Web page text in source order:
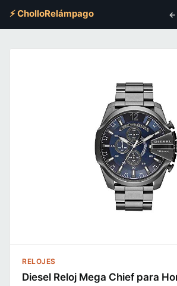
⚡ CholloRelámpago ←
RELOJES
Diesel Reloj Mega Chief para